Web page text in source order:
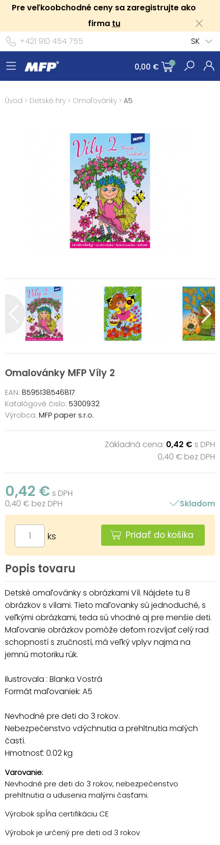
Pre veľkoobchodné ceny sa zaregistrujte ako
firma tu
+421 910 454 755
SK
0,00 €
Úvod > Detské hry > Omaľovánky > A5
Omalovánky MFP Víly 2
EAN: 8595138546817
Katalógové čislo: 5300932
Výrobca: MFP paper s.r.o.
Základná cena: 0,42 € s DPH
0,40 € bez DPH
0,42 € s DPH
0,40 € bez DPH
Skladom
ks Pridať do košíka
Popis tovaru
Detské omaľovánky s obrázkami Víl. Nájdete tu 8
obrázkov s vílami. Tieto maľovanky sú jednoduché, s
veľkými obrázkami, teda sú vhodné aj pre menšie deti.
Maľovanie obrázkov pomôže deťom rozvíjať celý rad
schopností s zručností, má veľký vplyv najmä na
jemnú motoriku rúk.
Ilustrovala : Blanka Vostrá
Formát maľovaniek: A5
Nevhodné pre deti do 3 rokov.
Nebezpečenstvo vdýchnutia a prehltnutia malých
častí.
Hmotnosť: 0.02 kg
Varovanie:
Nevhodné pre deti do 3 rokov, nebezpečenstvo
prehltnutia a udusenia malými časťami.
Výrobok spĺňa certifikáciu CE
Výrobok je určený pre deti od 3 rokov